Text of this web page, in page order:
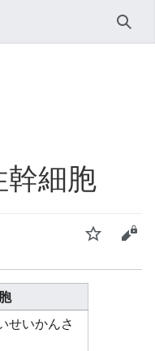
検索
細胞
ウォッチソ
せいかんさ